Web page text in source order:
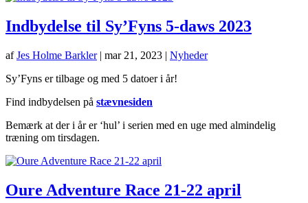
Indbydelse til Sy’Fyns 5-daws 2023
afJes Holme Barkler| mar 21, 2023 | Nyheder
Sy’Fyns er tilbage og med 5 datoer i år!
Find indbydelsen på stævnesiden
Bemærk at der i år er ‘hul’ i serien med en uge med almindelig
træning om tirsdagen.
Oure Adventure Race 21-22 april